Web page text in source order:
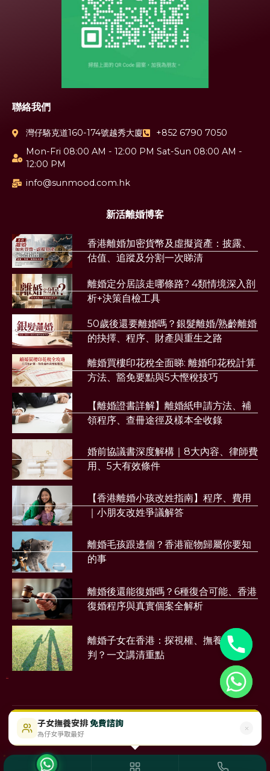
$488起即時免費評估
子女撫養安排免費諮詢
為仔女爭取最好
聯絡我們
灣仔駱克道160-174號越秀大廈
+852 6790 7050
Mon-Fri 08:00 AM - 12:00 PM Sat-Sun 08:00 AM -
12:00 PM
info@sunmood.com.hk
新活離婚博客
香港離婚加密貨幣及虛擬資產：披露、
估值、追蹤及分割一次睇清
離婚定分居該走哪條路? 4類情境深入剖
析+決策自檢工具
50歲後還要離婚嗎？銀髮離婚/熟齡離婚
的抉擇、程序、財產與重生之路
離婚買樓印花稅全面睇: 離婚印花稅計算
方法、豁免要點與5大慳稅技巧
【離婚證書詳解】離婚紙申請方法、補
領程序、查冊途徑及樣本全收錄
婚前協議書深度解構｜8大內容、律師費
用、5大有效條件
【香港離婚小孩改姓指南】程序、費用
｜小朋友改姓爭議解答
離婚毛孩跟邊個？香港寵物歸屬你要知
的事
離婚後還能復婚嗎？6種復合可能、香港
復婚程序與真實個案全解析
離婚子女在香港：探視權、撫養權點樣
判？一文講清重點
©2023 Sunmood Limited